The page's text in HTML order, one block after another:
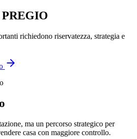
richiedono riservatezza, strategia e
ma un percorso strategico per
casa con maggiore controllo.